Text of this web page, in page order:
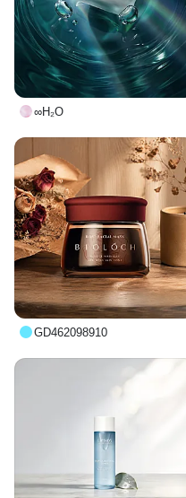
∞H₂O
GD462098910